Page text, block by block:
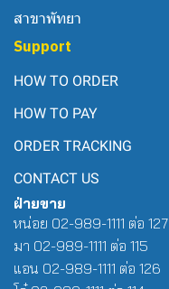
สาขาพัทยา
Support
HOW TO ORDER
HOW TO PAY
ORDER TRACKING
CONTACT US
ฝ่ายขาย
หน่อย 02-989-1111 ต่อ 127
มา 02-989-1111 ต่อ 115
แอน 02-989-1111 ต่อ 126